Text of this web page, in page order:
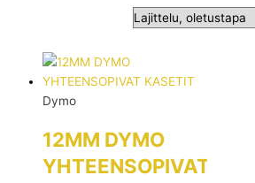
Dymo
12MM DYMO
YHTEENSOPIVAT